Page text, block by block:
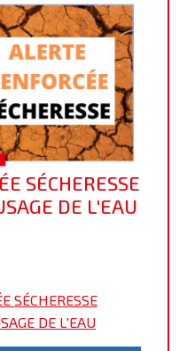
SÉCHERESSE
DE L'EAU
SÉCHERESSE
DE L'EAU